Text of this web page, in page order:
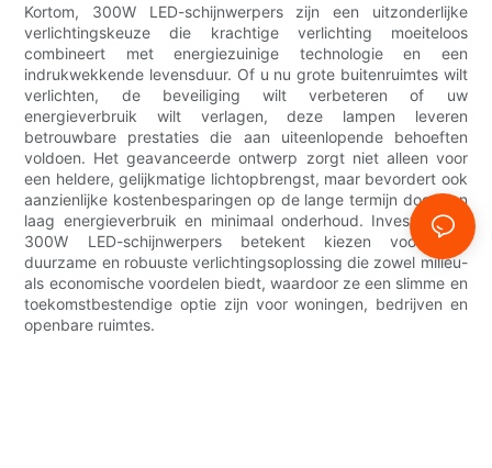
Kortom, 300W LED-schijnwerpers zijn een uitzonderlijke
verlichtingskeuze die krachtige verlichting moeiteloos
combineert met energiezuinige technologie en een
indrukwekkende levensduur. Of u nu grote buitenruimtes wilt
verlichten, de beveiliging wilt verbeteren of uw
energieverbruik wilt verlagen, deze lampen leveren
betrouwbare prestaties die aan uiteenlopende behoeften
voldoen. Het geavanceerde ontwerp zorgt niet alleen voor
een heldere, gelijkmatige lichtopbrengst, maar bevordert ook
aanzienlijke kostenbesparingen op de lange termijn door een
laag energieverbruik en minimaal onderhoud. Investeren in
300W LED-schijnwerpers betekent kiezen voor een
duurzame en robuuste verlichtingsoplossing die zowel milieu-
als economische voordelen biedt, waardoor ze een slimme en
toekomstbestendige optie zijn voor woningen, bedrijven en
openbare ruimtes.